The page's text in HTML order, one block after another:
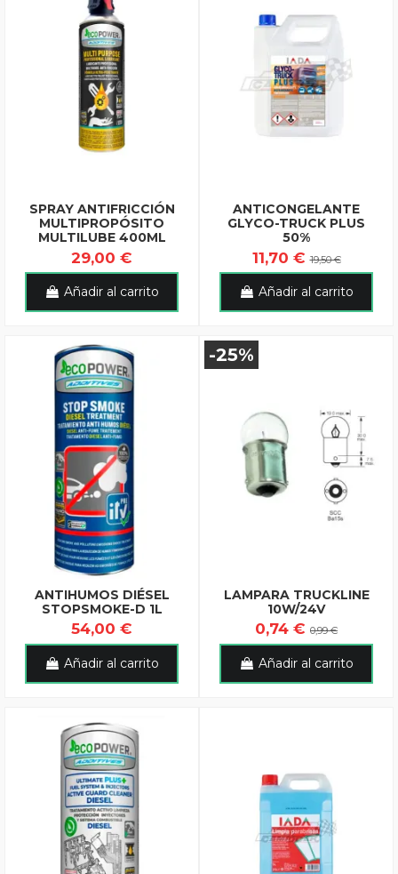
SPRAY ANTIFRICCIÓN
MULTIPROPÓSITO
MULTILUBE 400ML
29,00 €
Añadir al carrito
ANTICONGELANTE
GLYCO-TRUCK PLUS
50%
11,70 €19,50 €
Añadir al carrito
ANTIHUMOS DIÉSEL
STOPSMOKE-D 1L
54,00 €
Añadir al carrito
-25%
LAMPARA TRUCKLINE
10W/24V
0,74 € 0,99 €
Añadir al carrito